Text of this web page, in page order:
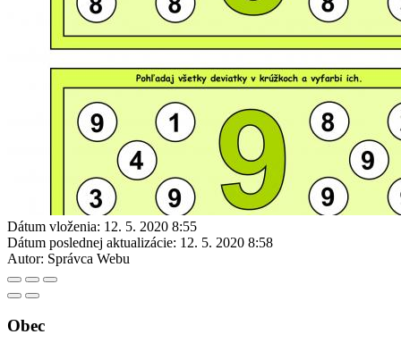
Dátum vloženia: 12. 5. 2020 8:55
Dátum poslednej aktualizácie: 12. 5. 2020 8:58
Autor: Správca Webu
Obec